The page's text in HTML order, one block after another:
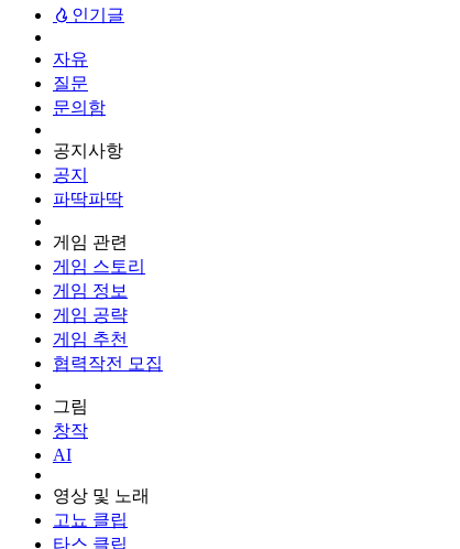
인기글
자유
질문
문의함
공지사항
공지
파딱파딱
게임 관련
게임 스토리
게임 정보
게임 공략
게임 추천
협력작전 모집
그림
창작
AI
영상 및 노래
고뇨 클립
타스 클립